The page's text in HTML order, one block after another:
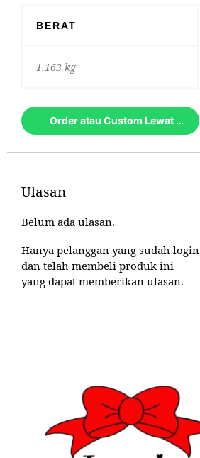
BERAT
1,163 kg
Order atau Custom Lewat Whatsapp
Ulasan
Belum ada ulasan.
Hanya pelanggan yang sudah login
dan telah membeli produk ini
yang dapat memberikan ulasan.